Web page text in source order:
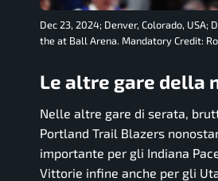
Dec 23, 2024; Denver, Colorado,
the at Ball Arena. Mandatory Credit:
Le altre gare della
Nelle altre gare di serata,
Portland Trail Blazers
importante per gli Indiana
Vittorie infine anche per gli